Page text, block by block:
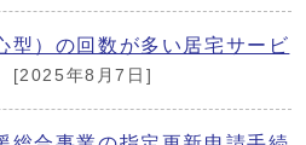
型）の回数が多い居宅サービ
[2025年8月7日]